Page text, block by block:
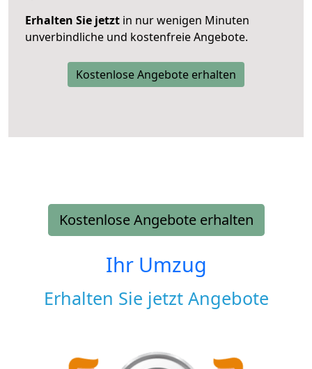
Erhalten Sie jetzt in nur wenigen Minuten
unverbindliche und kostenfreie Angebote.
Kostenlose Angebote erhalten
Kostenlose Angebote erhalten
Ihr Umzug
Erhalten Sie jetzt Angebote